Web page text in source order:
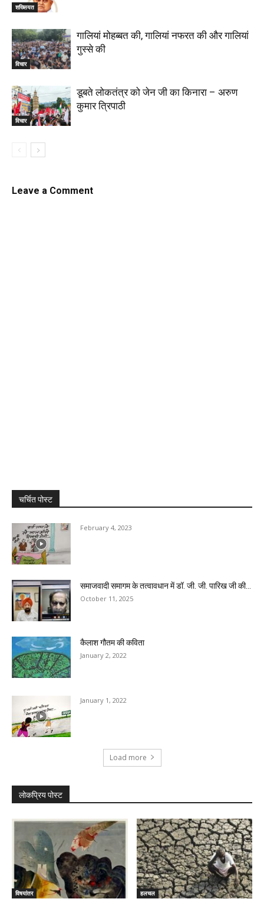
शख्सियत
विचार
गालियां मोहब्बत की, गालियां नफरत की और गालियां
गुस्से की
विचार
डूबते लोकतंत्र को जेन जी का किनारा – अरुण
कुमार त्रिपाठी
Leave a Comment
चर्चित पोस्ट
February 4, 2023
समाजवादी समागम के तत्वावधान में डॉ. जी. जी. पारिख जी की...
October 11, 2025
कैलाश गौतम की कविता
January 2, 2022
January 1, 2022
Load more
लोकप्रिय पोस्ट
विषयांतर हलचल